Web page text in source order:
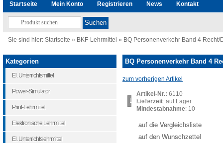
Startseite Mein Konto Registrieren News Kontakt
Sie sind hier: Startseite » BKF-Lehrmittel » BQ Personenverkehr Band 4 Recht/
BQ Personenverkehr Band 4
zum vorherigen Artikel
Loading...
Artikel-Nr.: 6110
Lieferzeit: auf Lager
Mindestabnahme: 10
auf die Vergleichsliste
auf den Wunschzettel
Kategorien
El. Unterrichtsmittel
Power-Simulator
Print-Lehrmittel
Elektronische Lehrmittel
El. Unterrichtslehrmittel